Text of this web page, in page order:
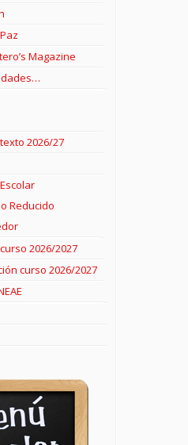
Magazine
2026/27
Reducido
2026/2027
curso 2026/2027